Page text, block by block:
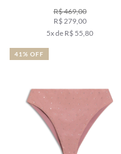
R$ 469,00
R$ 279,00
5x de R$ 55,80
41% OFF